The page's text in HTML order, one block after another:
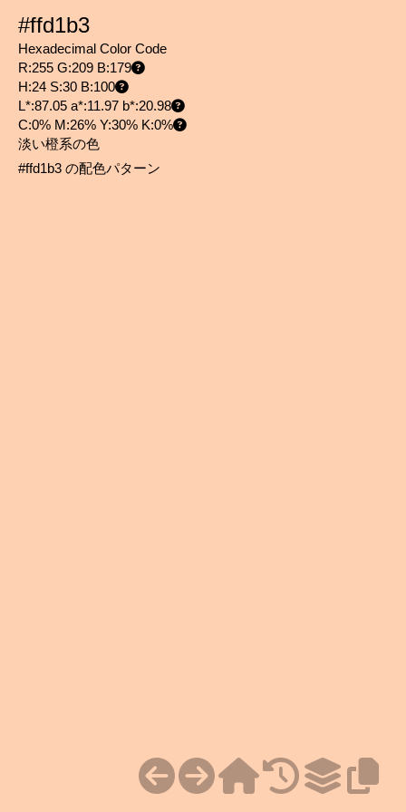
#ffd1b3
Hexadecimal Color Code
R:255 G:209 B:179
H:24 S:30 B:100
L*:87.05 a*:11.97 b*:20.98
C:0% M:26% Y:30% K:0%
淡い橙系の色
#ffd1b3 の配色パターン